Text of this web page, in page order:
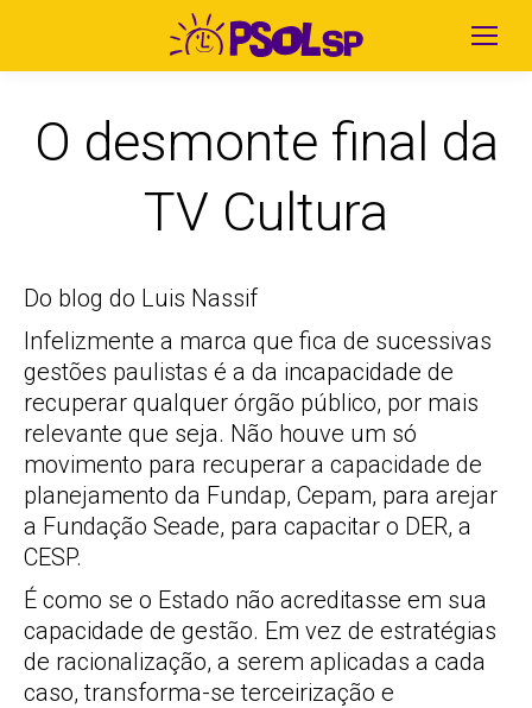
O desmonte final da
TV Cultura
Do blog do Luis Nassif
Infelizmente a marca que fica de sucessivas
gestões paulistas é a da incapacidade de
recuperar qualquer órgão público, por mais
relevante que seja. Não houve um só
movimento para recuperar a capacidade de
planejamento da Fundap, Cepam, para arejar
a Fundação Seade, para capacitar o DER, a
CESP.
É como se o Estado não acreditasse em sua
capacidade de gestão. Em vez de estratégias
de racionalização, a serem aplicadas a cada
caso, transforma-se terceirização e